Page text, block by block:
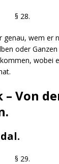
§ 28.
genau, wem er
oder
wobei
Von
§ 29.